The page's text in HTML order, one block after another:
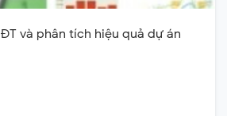
và phân tích hiệu quả dự án